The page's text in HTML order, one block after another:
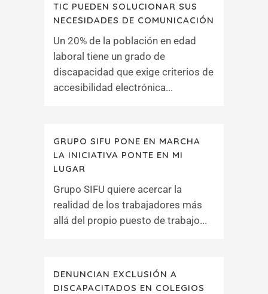
TIC PUEDEN SOLUCIONAR SUS
NECESIDADES DE COMUNICACIÓN
Un 20% de la población en edad
laboral tiene un grado de
discapacidad que exige criterios de
accesibilidad electrónica...
GRUPO SIFU PONE EN MARCHA
LA INICIATIVA PONTE EN MI
LUGAR
Grupo SIFU quiere acercar la
realidad de los trabajadores más
allá del propio puesto de trabajo...
DENUNCIAN EXCLUSIÓN A
DISCAPACITADOS EN COLEGIOS